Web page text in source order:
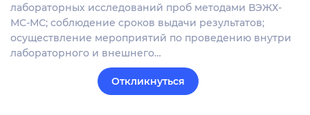
лабораторных исследований проб методами ВЭЖХ-
МС-МС; соблюдение сроков выдачи результатов;
осуществление мероприятий по проведению внутри
лабораторного и внешнего…
Откликнуться